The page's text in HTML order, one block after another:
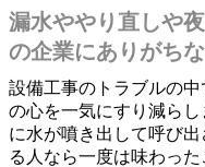
漏水ややり直しや
の企業にありがち
設備工事のトラブルの
の心を一気にすり減ら
に水が噴き出して呼び
る人なら一度は味わった